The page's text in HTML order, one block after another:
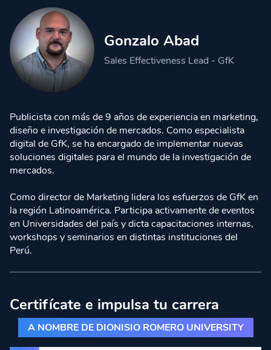
Gonzalo Abad
Sales Effectiveness Lead - GfK
Publicista con más de 9 años de experiencia en marketing,
diseño e investigación de mercados. Como especialista
digital de GfK, se ha encargado de implementar nuevas
soluciones digitales para el mundo de la investigación de
mercados.
Como director de Marketing lidera los esfuerzos de GfK en
la región Latinoamérica. Participa activamente de eventos
en Universidades del país y dicta capacitaciones internas,
workshops y seminarios en distintas instituciones del
Perú.
Certifícate e impulsa tu carrera
A NOMBRE DE DIONISIO ROMERO UNIVERSITY